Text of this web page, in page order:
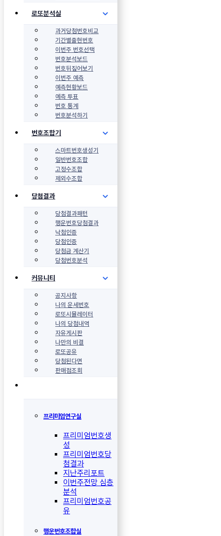
로또분석실
과거당첨번호비교
기간별출현번호
이번주 번호선택
번호분석보드
번호뒤짚어보기
이번주 예측
예측현황보드
예측 투표
번호 통계
번호분석하기
번호조합기
스마트번호생성기
일반번호조합
고정수조합
제외수조합
당첨결과
당첨결과패턴
행운번호당첨결과
낙첨인증
당첨인증
당첨금 계산기
당첨번호분석
커뮤니티
공지사항
나의 운세번호
로또시뮬레이터
나의 당첨내역
자유게시판
나만의 비결
로또공유
당첨된다면
판매점조회
프리미엄연구실
프리미엄번호생
성
프리미엄번호당
첨결과
지난주리포트
이번주전망 심층
분석
프리미엄번호공
유
행운번호조합실